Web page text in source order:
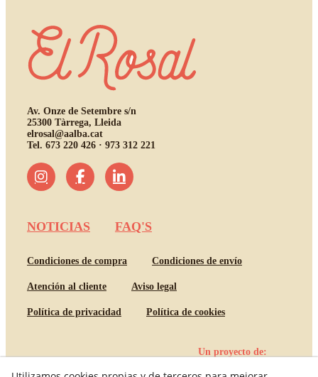
Av. Onze de Setembre s/n
25300 Tàrrega, Lleida
elrosal@aalba.cat
Tel. 673 220 426 · 973 312 221
NOTICIAS FAQ'S
Condiciones de compra Condiciones de envío
Atención al cliente Aviso legal
Política de privacidad Política de cookies
Un proyecto de: